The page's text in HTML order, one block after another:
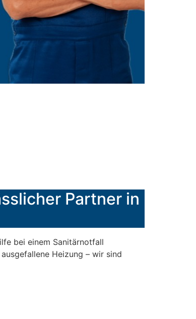
Partner in
bei einem Sanitärnotfall
Heizung – wir sind